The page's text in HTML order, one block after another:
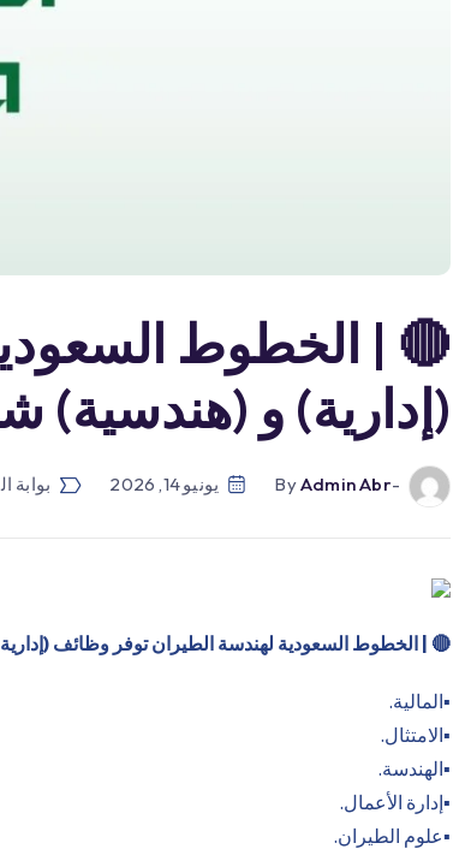
🔴 | الخطوط
(إدارية) و (هندسية)
-by
Admin Abr يونيو 14, 2026 بوابة
🔴 | الخطوط السعودية لهندسة الطيران توفر وظائف
▪️المالية.
▪️الامتثال.
▪️الهندسة.
▪️إدارة الأعمال.
▪️علوم الطيران.